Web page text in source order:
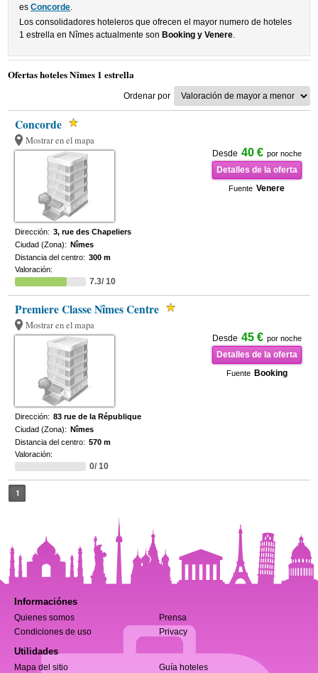
esConcorde.
Los consolidadores hoteleros que ofrecen el mayor numero de hoteles
1 estrella en Nîmes actualmente son Booking y Venere.
Ofertas hoteles Nîmes 1 estrella
Ordenar por
Concorde
Mostrar en el mapa
Desde 40 € por noche
Detalles de la oferta
Fuente Venere
Dirección: 3, rue des Chapeliers
Ciudad (Zona): Nîmes
Distancia del centro: 300 m
Valoración:
7.3/ 10
Premiere Classe Nîmes Centre
Mostrar en el mapa
Desde 45 € por noche
Detalles de la oferta
Fuente Booking
Dirección: 83 rue de la République
Ciudad (Zona): Nîmes
Distancia del centro: 570 m
Valoración:
0/ 10
1
Informaciónes
Quienes somos
Prensa
Condiciones de uso
Privacy
Utilidades
Mapa del sitio Guía hoteles